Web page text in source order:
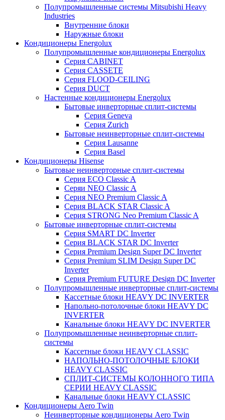
Полупромышленные системы Mitsubishi Heavy
Industries
Внутренние блоки
Наружные блоки
Кондиционеры Energolux
Полупромышленные кондиционеры Energolux
Серия CABINET
Серия CASSETE
Серия FLOOD-CEILING
Серия DUCT
Настенные кондиционеры Energolux
Бытовые инверторные сплит-системы
Серия Geneva
Серия Zurich
Бытовые неинверторные сплит-системы
Серия Lausanne
Серия Basel
Кондиционеры Hisense
Бытовые неинверторные сплит-системы
Серия ECO Classic A
Серяи NEO Classic A
Серия NEO Premium Classic A
Серия BLACK STAR Classic A
Серия STRONG Neo Premium Classic A
Бытовые инверторные сплит-системы
Серия SMART DC Inverter
Серия BLACK STAR DC Inverter
Серия Premium Design Super DC Inverter
Серия Premium SLIM Design Super DC
Inverter
Серия Premium FUTURE Design DC Inverter
Полупромышленные инверторные сплит-системы
Кассетные блоки HEAVY DC INVERTER
Напольно-потолочные блоки HEAVY DC
INVERTER
Канальные блоки HEAVY DC INVERTER
Полупромышленные неинверторные сплит-
системы
Кассетные блоки HEAVY CLASSIC
НАПОЛЬНО-ПОТОЛОЧНЫЕ БЛОКИ
HEAVY CLASSIC
СПЛИТ-СИСТЕМЫ КОЛОННОГО ТИПА
СЕРИИ HEAVY CLASSIC
Канальные блоки HEAVY CLASSIC
Кондиционеры Aero Twin
Неинверторные кондиционеры Aero Twin